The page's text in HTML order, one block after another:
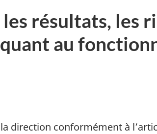
résultats, les
au
direction conformément à